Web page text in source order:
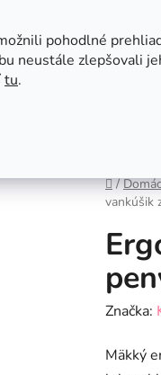
pohodlné
neustále zlepšovali
tu.
Domov
/
vankúšik
Značka:
Mäkký